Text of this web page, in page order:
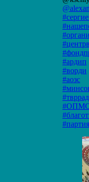
#ардип
#ворди
#аозс